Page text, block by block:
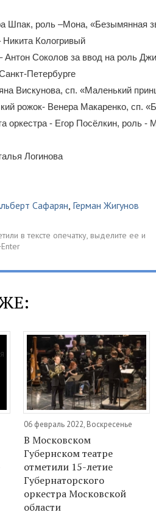
Шпак, роль –Мона, «Безымянная
Кологривый
Антон Соколов за ввод на роль
Петербурге
Вискунова, сп. «Маленький
рожок- Венера Макаренко, сп.
оркестра - Егор Посёлкин, роль -
Логинова
Сафарян, Герман Жигунов
06 февраль 2022, Воскресенье
В Московском
Губернском театре
отметили 15-летие
Губернаторского
оркестра Московской
области